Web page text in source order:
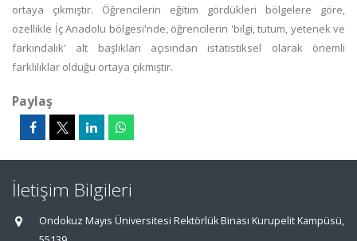
ortaya çıkmıştır. Öğrencilerin eğitim gördükleri bölgelere göre,
özellikle İç Anadolu bölgesi'nde, öğrencilerin 'bilgi, tutum, yetenek ve
farkındalık' alt başlıkları açısından istatistiksel olarak önemli
farklılıklar olduğu ortaya çıkmıştır.
Paylaş
İletişim Bilgileri
Ondokuz Mayıs Üniversitesi Rektörlük Binası Kurupelit Kampüsü,